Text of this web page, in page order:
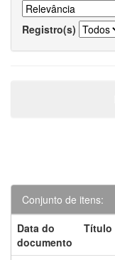
Registro(s)
Conjunto de itens:
Data do
documento
Título